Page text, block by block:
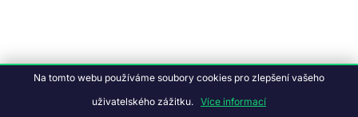
© 2026 EV Magazin.Podmínky a ochrana dat.
Studiografix
Na tomto webu používáme soubory cookies pro zlepšení vašeho
uživatelského zážitku. Více informací